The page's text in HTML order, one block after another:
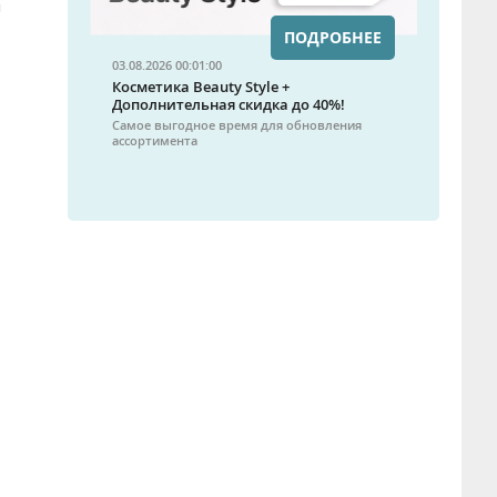
03.08.2026 00:01:00
Косметика Beauty Style +
Дополнительная скидка до 40%!
Самое выгодное время для обновления
ассортимента
ПОДРОБНЕЕ